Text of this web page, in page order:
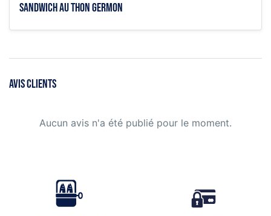
Sandwich au thon germon
AVIS CLIENTS
Aucun avis n'a été publié pour le moment.